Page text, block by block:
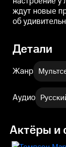
ждут новые
об
Детали
Жанр
Аудио
Актёры и